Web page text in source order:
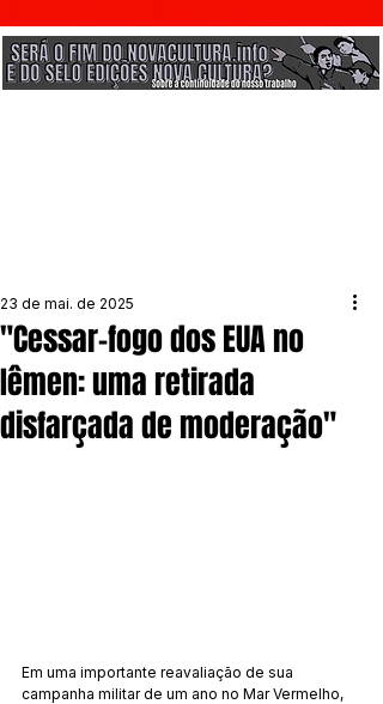
"Cessar-fogo dos EUA no
Iêmen: uma retirada
disfarçada de moderação"
23 de mai. de 2025
Em uma importante reavaliação de sua
campanha militar de um ano no Mar Vermelho,